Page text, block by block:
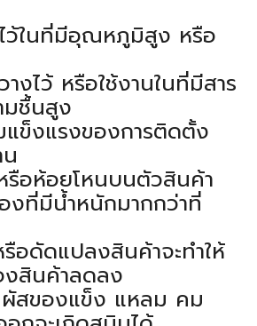
ว้ในที่มีอุณหภูมิสูง หรือ
งไว้ หรือใช้งานในที่มีสาร
มชื้นสูง
ข็งแรงของการติดตั้ง
อห้อยโหนบนตัวสินค้า
งที่มีน้ำหนักมากกว่าที่
อดัดแปลงสินค้าจะทำให้
สินค้าลดลง
ผัสของแข็ง แหลม คม